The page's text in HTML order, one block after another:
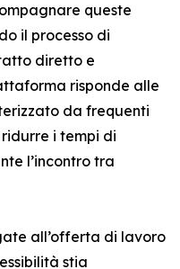
queste
il processo di
diretto e
risponde alle
da frequenti
i tempi di
l’incontro tra
all’offerta di lavoro
stia